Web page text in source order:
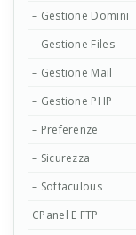
– Gestione Domini
– Gestione Files
– Gestione Mail
– Gestione PHP
– Preferenze
– Sicurezza
– Softaculous
CPanel E FTP